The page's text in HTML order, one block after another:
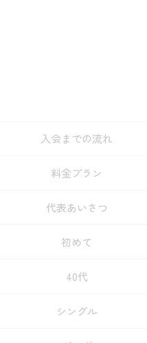
入会までの流れ
料金プラン
代表あいさつ
初めて
40代
シングル